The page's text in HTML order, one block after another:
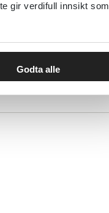
gir verdifull innsikt som
Godta alle